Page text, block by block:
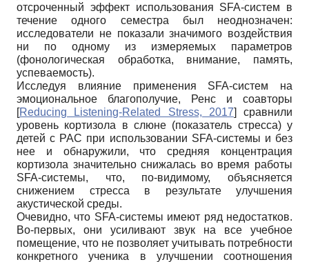
отсроченный эффект использования SFA-систем в
течение одного семестра был неоднозначен:
исследователи не показали значимого воздействия
ни по одному из измеряемых параметров
(фонологическая обработка, внимание, память,
успеваемость).
Исследуя влияние применения SFA-систем на
эмоциональное благополучие, Ренс и соавторы
[Reducing Listening-Related Stress, 2017]
сравнили
уровень кортизола в слюне (показатель стресса) у
детей с РАС при использовании SFA-системы и без
нее и обнаружили, что средняя концентрация
кортизола значительно снижалась во время работы
SFA-системы, что, по-видимому, объясняется
снижением стресса в результате улучшения
акустической среды.
Очевидно, что SFA-системы имеют ряд недостатков.
Во-первых, они усиливают звук на все учебное
помещение, что не позволяет учитывать потребности
конкретного ученика в улучшении соoтношения